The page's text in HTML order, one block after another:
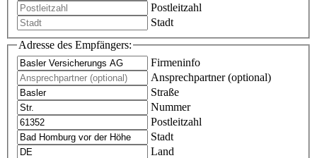
Postleitzahl
Stadt
Adresse des Empfängers:
Firmeninfo
Ansprechpartner (optional)
Straße
Nummer
Postleitzahl
Stadt
Land